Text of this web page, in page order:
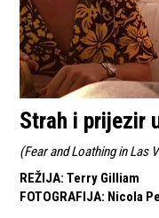
Strah i prijezir
(Fear and Loathing in Las
REŽIJA: Terry Gilliam
FOTOGRAFIJA: Nicola